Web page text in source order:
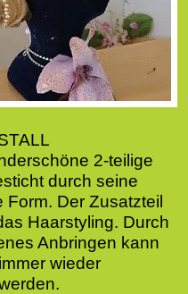
2-teilige
durch seine
Form. Der Zusatzteil
Haarstyling. Durch
Anbringen kann
wieder